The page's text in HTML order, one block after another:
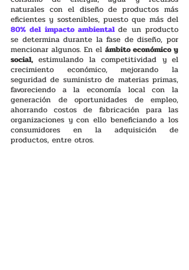
naturales con el diseño de productos más
eficientes y sostenibles, puesto que más del
80% del impacto ambiental de un producto
se determina durante la fase de diseño, por
mencionar algunos. En el ámbito económico y
social, estimulando la competitividad y el
crecimiento económico, mejorando la
seguridad de suministro de materias primas,
favoreciendo a la economía local con la
generación de oportunidades de empleo,
ahorrando costos de fabricación para las
organizaciones y con ello beneficiando a los
consumidores en la adquisición de
productos, entre otros.